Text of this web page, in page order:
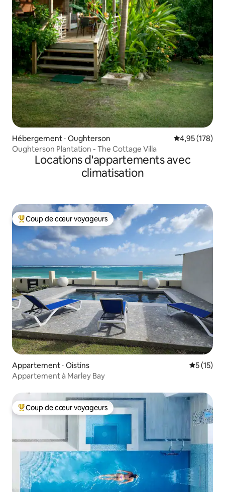
Hébergement ⋅ Oughterson Évaluation
4,95 (178)
Oughterson Plantation - The Cottage Villa
Locations d'appartements avec
climatisation
Coups de cœur voyageurs les plus appréciés
Coup de cœur voyageurs
Appartement ⋅ Oistins
5 (15)
Appartement à Marley Bay
Coups de cœur voyageurs les plus appréciés
Coup de cœur voyageurs